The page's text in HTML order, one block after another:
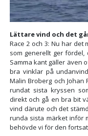
Lättare vind och det
Race 2 och 3: Nu har
som generellt ger
Samma kant gäller även
bra vinklar på
Malin Broberg och
rundat sista kryssen
direkt och gå en bra bit
vind därute och det
runda sista märket inför
behövde vi för den